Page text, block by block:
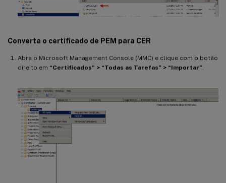
Converta o certificado de PEM para CER
Abra o Microsoft Management Console (MMC) e clique com o botão
direito em “Certificados” > “Todas as Tarefas” > “Importar”